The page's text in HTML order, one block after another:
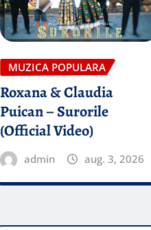
MUZICA POPULARA
Roxana & Claudia
Puican – Surorile
(Official Video)
admin aug. 3, 2026